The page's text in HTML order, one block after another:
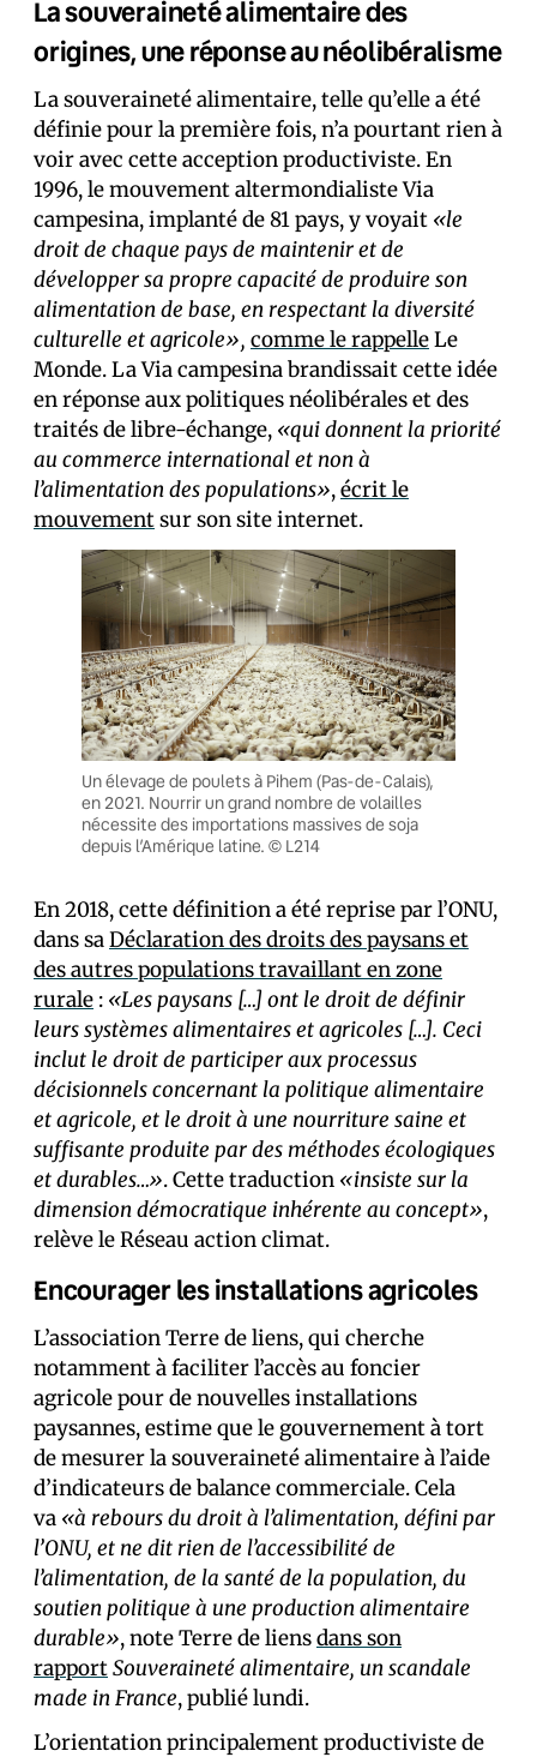
La souveraineté alimentaire des
origines, une réponse au néolibéralisme
La souveraineté alimentaire, telle qu’elle a été
définie pour la première fois, n’a pourtant rien à
voir avec cette acception productiviste. En
1996, le mouvement altermondialiste Via
campesina, implanté de 81 pays, y voyait «le
droit de chaque pays de maintenir et de
développer sa propre capacité de produire son
alimentation de base, en respectant la diversité
culturelle et agricole», comme le rappelleLe
Monde. La Via campesina brandissait cette idée
en réponse aux politiques néolibérales et des
traités de libre-échange, «qui donnent la priorité
au commerce international et non à
l’alimentation des populations»,écrit le
mouvementsur son site internet.
Un élevage de poulets à Pihem (Pas-de-Calais),
en 2021. Nourrir un grand nombre de volailles
nécessite des importations massives de soja
depuis l’Amérique latine. © L214
En 2018, cette définition a été reprise par l’ONU,
dans saDéclaration des droits des paysans et
des autres populations travaillant en zone
rurale : «Les paysans […] ont le droit de définir
leurs systèmes alimentaires et agricoles […]. Ceci
inclut le droit de participer aux processus
décisionnels concernant la politique alimentaire
et agricole, et le droit à une nourriture saine et
suffisante produite par des méthodes écologiques
et durables…». Cette traduction «insiste sur la
dimension démocratique inhérente au concept»,
relève le Réseau action climat.
Encourager les installations agricoles
L’association Terre de liens, qui cherche
notamment à faciliter l’accès au foncier
agricole pour de nouvelles installations
paysannes, estime que le gouvernement à tort
de mesurer la souveraineté alimentaire à l’aide
d’indicateurs de balance commerciale. Cela
va «à rebours du droit à l’alimentation, défini par
l’ONU, et ne dit rien de l’accessibilité de
l’alimentation, de la santé de la population, du
soutien politique à une production alimentaire
durable», note Terre de liensdans son
rapportSouveraineté alimentaire, un scandale
made in France, publié lundi.
L’orientation principalement productiviste de